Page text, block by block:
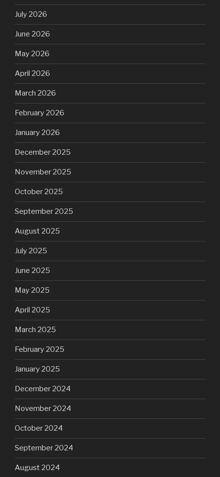
July 2026
June 2026
May 2026
April 2026
March 2026
February 2026
January 2026
December 2025
November 2025
October 2025
September 2025
August 2025
July 2025
June 2025
May 2025
April 2025
March 2025
February 2025
January 2025
December 2024
November 2024
October 2024
September 2024
August 2024